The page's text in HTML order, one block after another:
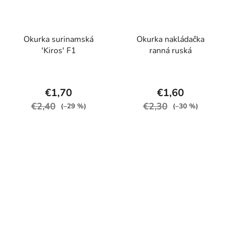
Okurka surinamská
'Kiros' F1
€1,70
€2,40 (–29 %)
Okurka nakládačka
ranná ruská
€1,60
€2,30 (–30 %)